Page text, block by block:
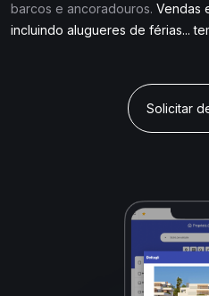
barcos e ancoradouros. Vendas
incluindo alugueres de férias...
Solicitar